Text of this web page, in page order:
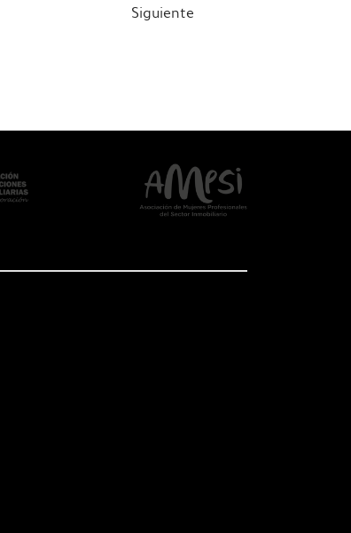
Siguiente